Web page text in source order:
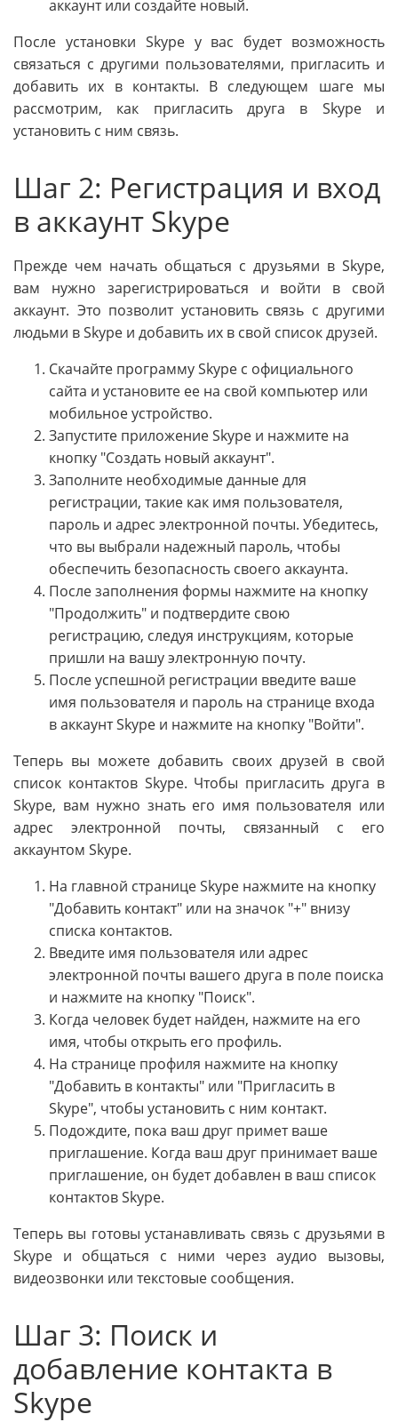
аккаунт или создайте новый.
После установки Skype у вас будет возможность
связаться с другими пользователями, пригласить и
добавить их в контакты. В следующем шаге мы
рассмотрим, как пригласить друга в Skype и
установить с ним связь.
Шаг 2: Регистрация и вход
в аккаунт Skype
Прежде чем начать общаться с друзьями в Skype,
вам нужно зарегистрироваться и войти в свой
аккаунт. Это позволит установить связь с другими
людьми в Skype и добавить их в свой список друзей.
Скачайте программу Skype с официального
сайта и установите ее на свой компьютер или
мобильное устройство.
Запустите приложение Skype и нажмите на
кнопку "Создать новый аккаунт".
Заполните необходимые данные для
регистрации, такие как имя пользователя,
пароль и адрес электронной почты. Убедитесь,
что вы выбрали надежный пароль, чтобы
обеспечить безопасность своего аккаунта.
После заполнения формы нажмите на кнопку
"Продолжить" и подтвердите свою
регистрацию, следуя инструкциям, которые
пришли на вашу электронную почту.
После успешной регистрации введите ваше
имя пользователя и пароль на странице входа
в аккаунт Skype и нажмите на кнопку "Войти".
Теперь вы можете добавить своих друзей в свой
список контактов Skype. Чтобы пригласить друга в
Skype, вам нужно знать его имя пользователя или
адрес электронной почты, связанный с его
аккаунтом Skype.
На главной странице Skype нажмите на кнопку
"Добавить контакт" или на значок "+" внизу
списка контактов.
Введите имя пользователя или адрес
электронной почты вашего друга в поле поиска
и нажмите на кнопку "Поиск".
Когда человек будет найден, нажмите на его
имя, чтобы открыть его профиль.
На странице профиля нажмите на кнопку
"Добавить в контакты" или "Пригласить в
Skype", чтобы установить с ним контакт.
Подождите, пока ваш друг примет ваше
приглашение. Когда ваш друг принимает ваше
приглашение, он будет добавлен в ваш список
контактов Skype.
Теперь вы готовы устанавливать связь с друзьями в
Skype и общаться с ними через аудио вызовы,
видеозвонки или текстовые сообщения.
Шаг 3: Поиск и
добавление контакта в
Skype